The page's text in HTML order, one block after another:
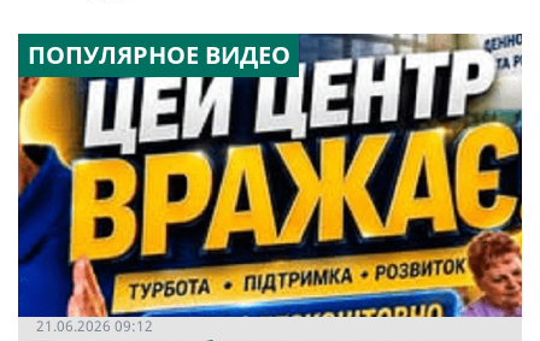
ПОПУЛЯРНОЕ ВИДЕО
21.06.2026 09:12